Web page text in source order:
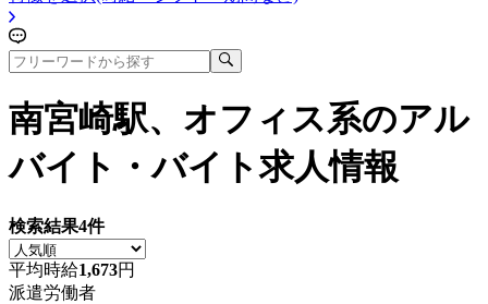
南宮崎駅、オフィス系のアル
バイト・バイト求人情報
検索結果4件
平均時給1,673円
派遣労働者